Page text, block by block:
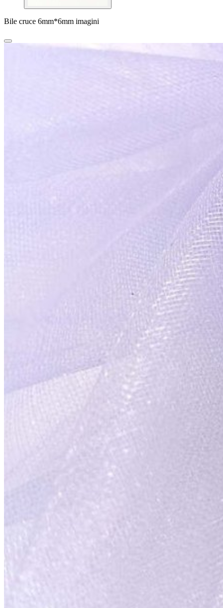
Bile cruce 6mm*6mm imagini